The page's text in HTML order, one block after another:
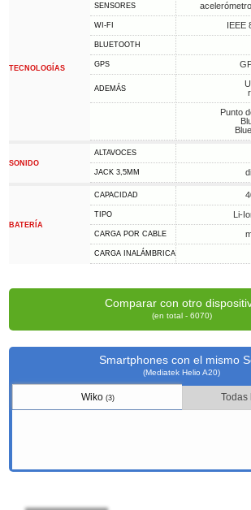
TECNOLOGÍAS
SENSORES
WI-FI IEEE
BLUETOOTH
GPS
ADEMÁS
Punto
SONIDO
ALTAVOCES
JACK 3,5MM
BATERÍA
CAPACIDAD
TIPO Li-
CARGA POR CABLE
CARGA INALÁMBRICA
Comparar con otro
(en total - 6070)
Smartphones con el mismo
(Mediatek Helio A20)
Wiko (3) Todas